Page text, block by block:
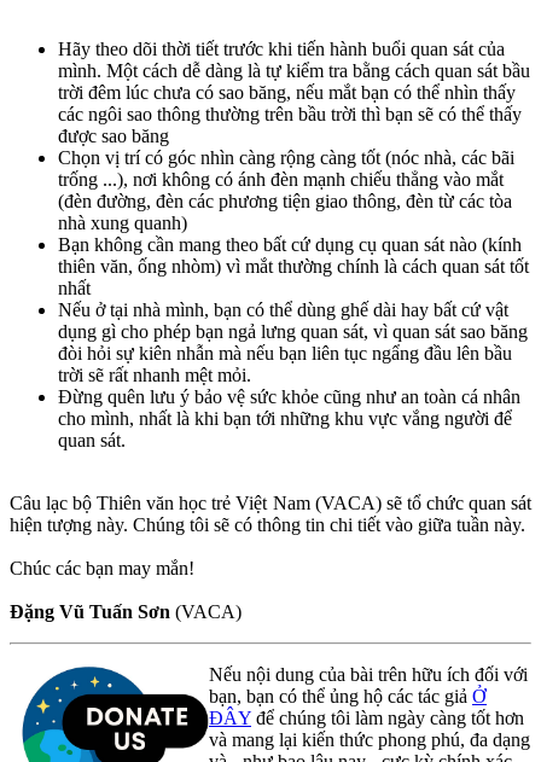
Hãy theo dõi thời tiết trước khi tiến hành buổi quan sát của
mình. Một cách dễ dàng là tự kiểm tra bằng cách quan sát bầu
trời đêm lúc chưa có sao băng, nếu mắt bạn có thể nhìn thấy
các ngôi sao thông thường trên bầu trời thì bạn sẽ có thể thấy
được sao băng
Chọn vị trí có góc nhìn càng rộng càng tốt (nóc nhà, các bãi
trống ...), nơi không có ánh đèn mạnh chiếu thẳng vào mắt
(đèn đường, đèn các phương tiện giao thông, đèn từ các tòa
nhà xung quanh)
Bạn không cần mang theo bất cứ dụng cụ quan sát nào (kính
thiên văn, ống nhòm) vì mắt thường chính là cách quan sát tốt
nhất
Nếu ở tại nhà mình, bạn có thể dùng ghế dài hay bất cứ vật
dụng gì cho phép bạn ngả lưng quan sát, vì quan sát sao băng
đòi hỏi sự kiên nhẫn mà nếu bạn liên tục ngẩng đầu lên bầu
trời sẽ rất nhanh mệt mỏi.
Đừng quên lưu ý bảo vệ sức khỏe cũng như an toàn cá nhân
cho mình, nhất là khi bạn tới những khu vực vắng người để
quan sát.
Câu lạc bộ Thiên văn học trẻ Việt Nam (VACA) sẽ tổ chức quan sát
hiện tượng này. Chúng tôi sẽ có thông tin chi tiết vào giữa tuần này.
Chúc các bạn may mắn!
Đặng Vũ Tuấn Sơn (VACA)
Nếu nội dung của bài trên hữu ích đối với
bạn, bạn có thể ủng hộ các tác giả Ở
ĐÂY để chúng tôi làm ngày càng tốt hơn
và mang lại kiến thức phong phú, đa dạng